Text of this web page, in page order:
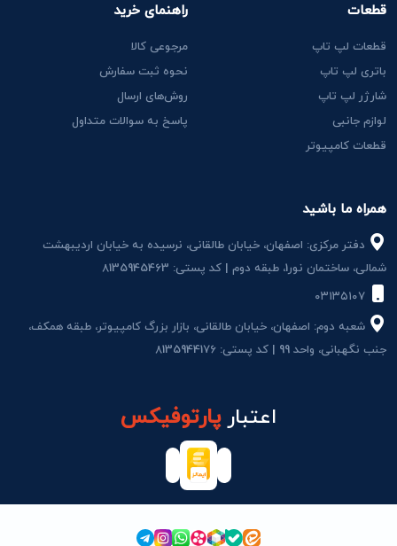
همراه ما باشید
دفتر مرکزی: اصفهان، خیابان طالقانی، نرسیده به خیابان اردیبهشت
شمالی، ساختمان نور1، طبقه دوم | کد پستی: 8135945463
شعبه دوم: اصفهان، خیابان طالقانی، بازار بزرگ کامپیوتر، طبقه همکف،
جنب نگهبانی، واحد 99 | کد پستی: 8135944176
قطعات
قطعات لپ تاپ
باتری لپ تاپ
شارژر لپ تاپ
لوازم جانبی
قطعات کامپیوتر
راهنمای خرید
مرجوعی کالا
نحوه ثبت سفارش
روش‌های ارسال
پاسخ به سوالات متداول
اعتبارپارتوفیکس